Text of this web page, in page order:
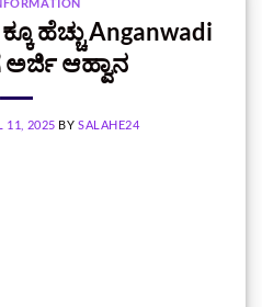
ಹೆಚ್ಚು Anganwadi
ಅರ್ಜಿ ಆಹ್ವಾನ
11, 2025 BYSALAHE24